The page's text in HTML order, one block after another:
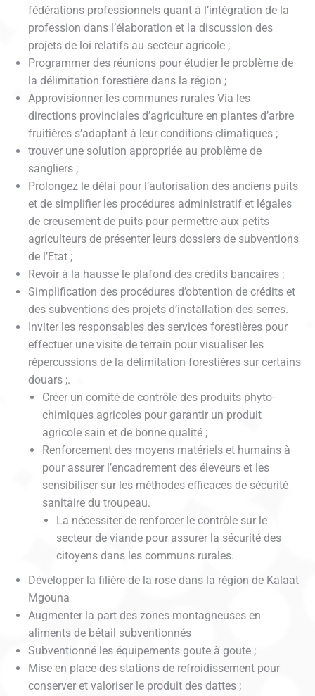
fédérations professionnels quant à l’intégration de la
profession dans l’élaboration et la discussion des
projets de loi relatifs au secteur agricole ;
Programmer des réunions pour étudier le problème de
la délimitation forestière dans la région ;
Approvisionner les communes rurales Via les
directions provinciales d’agriculture en plantes d’arbre
fruitières s’adaptant à leur conditions climatiques ;
trouver une solution appropriée au problème de
sangliers ;
Prolongez le délai pour l’autorisation des anciens puits
et de simplifier les procédures administratif et légales
de creusement de puits pour permettre aux petits
agriculteurs de présenter leurs dossiers de subventions
de l’Etat ;
Revoir à la hausse le plafond des crédits bancaires ;
Simplification des procédures d’obtention de crédits et
des subventions des projets d’installation des serres.
Inviter les responsables des services forestières pour
effectuer une visite de terrain pour visualiser les
répercussions de la délimitation forestières sur certains
douars ;.
Créer un comité de contrôle des produits phyto-
chimiques agricoles pour garantir un produit
agricole sain et de bonne qualité ;
Renforcement des moyens matériels et humains à
pour assurer l’encadrement des éleveurs et les
sensibiliser sur les méthodes efficaces de sécurité
sanitaire du troupeau.
La nécessiter de renforcer le contrôle sur le
secteur de viande pour assurer la sécurité des
citoyens dans les communs rurales.
Développer la filière de la rose dans la région de Kalaat
Mgouna
Augmenter la part des zones montagneuses en
aliments de bétail subventionnés
Subventionné les équipements goute à goute ;
Mise en place des stations de refroidissement pour
conserver et valoriser le produit des dattes ;